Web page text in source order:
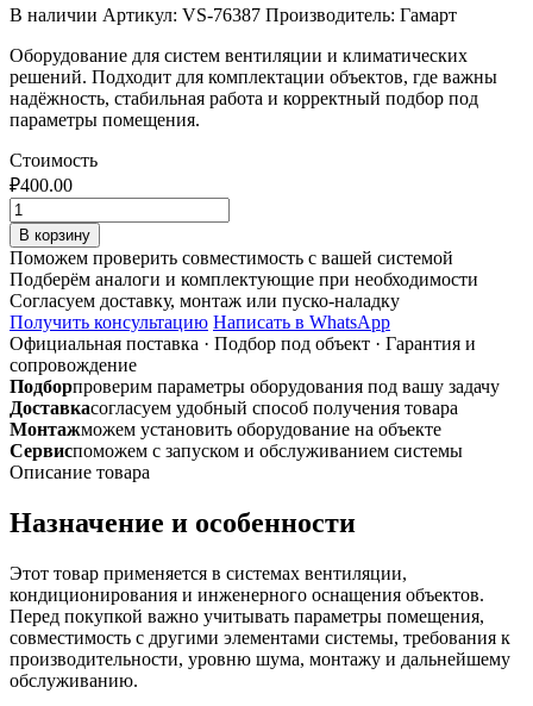
В наличии Артикул: VS-76387 Производитель: Гамарт
Оборудование для систем вентиляции и климатических
решений. Подходит для комплектации объектов, где важны
надёжность, стабильная работа и корректный подбор под
параметры помещения.
Стоимость
₽400.00
Количество
товара
Заглушка
ф150
коричневая
из
оцинкованной
стали
В корзину
Поможем проверить совместимость с вашей системой
Подберём аналоги и комплектующие при необходимости
Согласуем доставку, монтаж или пуско-наладку
Получить консультацию Написать в WhatsApp
Официальная поставка · Подбор под объект · Гарантия и
сопровождение
Подборпроверим параметры оборудования под вашу задачу
Доставкасогласуем удобный способ получения товара
Монтажможем установить оборудование на объекте
Сервиспоможем с запуском и обслуживанием системы
Описание товара
Назначение и особенности
Этот товар применяется в системах вентиляции,
кондиционирования и инженерного оснащения объектов.
Перед покупкой важно учитывать параметры помещения,
совместимость с другими элементами системы, требования к
производительности, уровню шума, монтажу и дальнейшему
обслуживанию.